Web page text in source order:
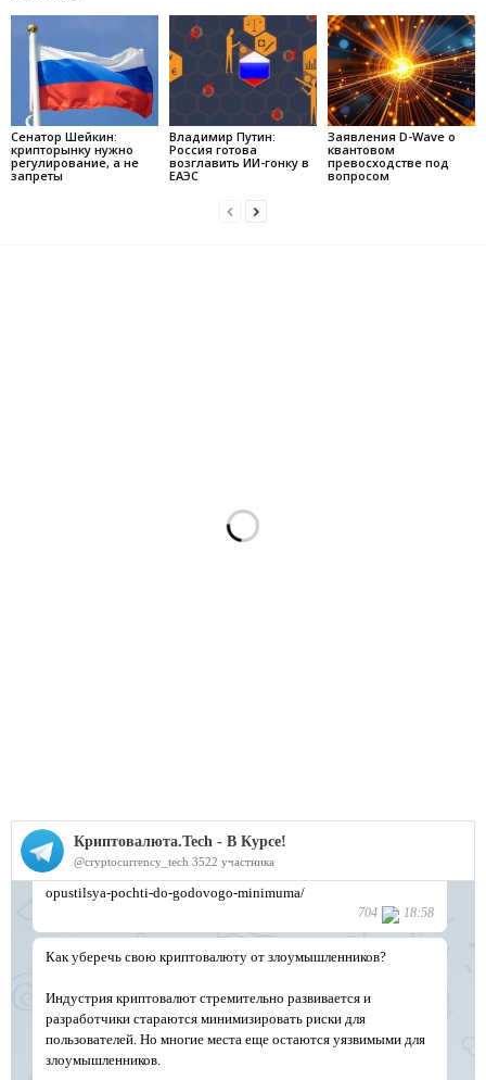
Сенатор Шейкин:
крипторынку нужно
регулирование, а не
запреты
Владимир Путин:
Россия готова
возглавить ИИ-гонку в
ЕАЭС
Заявления D-Wave о
квантовом
превосходстве под
вопросом